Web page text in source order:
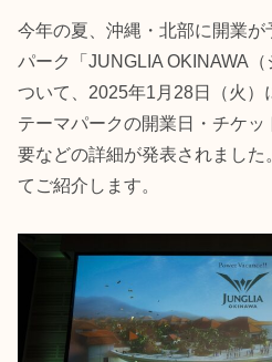
今年の夏、沖縄・北部に開業
パーク「JUNGLIA OKINAWA
ついて、2025年1月28日（火）
テーマパークの開業日・チケ
要などの詳細が発表されまし
てご紹介します。